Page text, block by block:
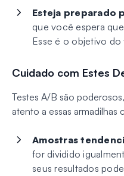
Esteja preparado
que você espera
Esse é o objetivo do
Cuidado com Estes
Testes A/B são
atento a essas armadilhas
Amostras
for dividido
seus resultados